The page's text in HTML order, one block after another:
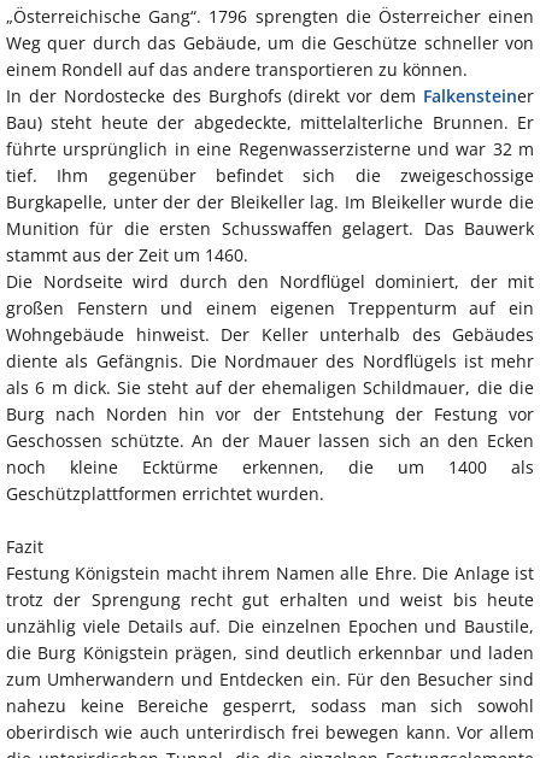
„Österreichische Gang“. 1796 sprengten die Österreicher einen
Weg quer durch das Gebäude, um die Geschütze schneller von
einem Rondell auf das andere transportieren zu können.
In der Nordostecke des Burghofs (direkt vor dem Falkensteiner
Bau) steht heute der abgedeckte, mittelalterliche Brunnen. Er
führte ursprünglich in eine Regenwasserzisterne und war 32 m
tief. Ihm gegenüber befindet sich die zweigeschossige
Burgkapelle, unter der der Bleikeller lag. Im Bleikeller wurde die
Munition für die ersten Schusswaffen gelagert. Das Bauwerk
stammt aus der Zeit um 1460.
Die Nordseite wird durch den Nordflügel dominiert, der mit
großen Fenstern und einem eigenen Treppenturm auf ein
Wohngebäude hinweist. Der Keller unterhalb des Gebäudes
diente als Gefängnis. Die Nordmauer des Nordflügels ist mehr
als 6 m dick. Sie steht auf der ehemaligen Schildmauer, die die
Burg nach Norden hin vor der Entstehung der Festung vor
Geschossen schützte. An der Mauer lassen sich an den Ecken
noch kleine Ecktürme erkennen, die um 1400 als
Geschützplattformen errichtet wurden.
Fazit
Festung Königstein macht ihrem Namen alle Ehre. Die Anlage ist
trotz der Sprengung recht gut erhalten und weist bis heute
unzählig viele Details auf. Die einzelnen Epochen und Baustile,
die Burg Königstein prägen, sind deutlich erkennbar und laden
zum Umherwandern und Entdecken ein. Für den Besucher sind
nahezu keine Bereiche gesperrt, sodass man sich sowohl
oberirdisch wie auch unterirdisch frei bewegen kann. Vor allem